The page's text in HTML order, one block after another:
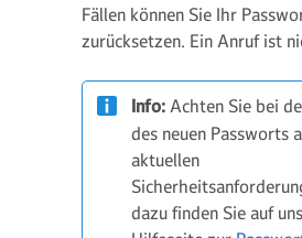
Fällen können Sie Ihr
zurücksetzen. Ein Anruf ist
Info: Achten Sie bei
des neuen Passworts
aktuellen
dazu finden Sie auf